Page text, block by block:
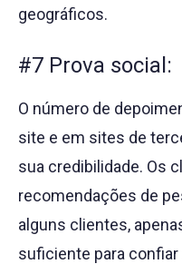
geográficos.
#7 Prova social:
O número de
site e em sites de
sua credibilidade. Os
recomendações de
alguns clientes,
suficiente para confiar